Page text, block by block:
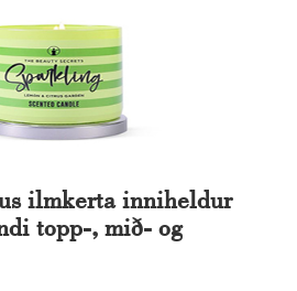
ilmkerta inniheldur
topp-, mið- og